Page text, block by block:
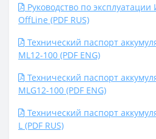
Руководство по
OffLine (PDF RUS)
Технический паспорт
ML12-100 (PDF ENG)
Технический паспорт
MLG12-100 (PDF ENG)
Технический паспорт
L (PDF RUS)